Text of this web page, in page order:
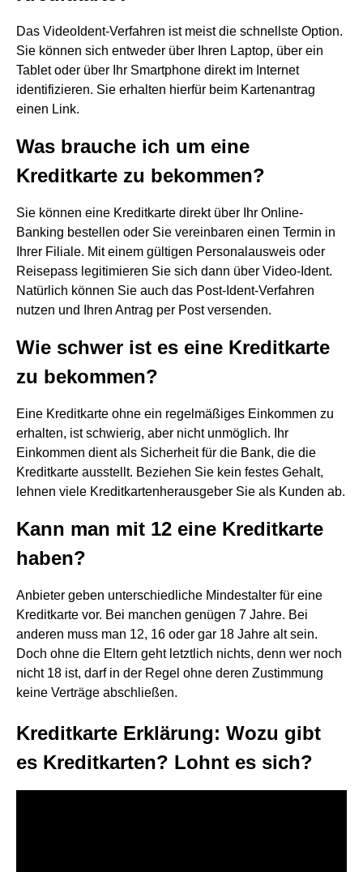
Das VideoIdent-Verfahren ist meist die schnellste Option.
Sie können sich entweder über Ihren Laptop, über ein
Tablet oder über Ihr Smartphone direkt im Internet
identifizieren. Sie erhalten hierfür beim Kartenantrag
einen Link.
Was brauche ich um eine
Kreditkarte zu bekommen?
Sie können eine Kreditkarte direkt über Ihr Online-
Banking bestellen oder Sie vereinbaren einen Termin in
Ihrer Filiale. Mit einem gültigen Personalausweis oder
Reisepass legitimieren Sie sich dann über Video-Ident.
Natürlich können Sie auch das Post-Ident-Verfahren
nutzen und Ihren Antrag per Post versenden.
Wie schwer ist es eine Kreditkarte
zu bekommen?
Eine Kreditkarte ohne ein regelmäßiges Einkommen zu
erhalten, ist schwierig, aber nicht unmöglich. Ihr
Einkommen dient als Sicherheit für die Bank, die die
Kreditkarte ausstellt. Beziehen Sie kein festes Gehalt,
lehnen viele Kreditkartenherausgeber Sie als Kunden ab.
Kann man mit 12 eine Kreditkarte
haben?
Anbieter geben unterschiedliche Mindestalter für eine
Kreditkarte vor. Bei manchen genügen 7 Jahre. Bei
anderen muss man 12, 16 oder gar 18 Jahre alt sein.
Doch ohne die Eltern geht letztlich nichts, denn wer noch
nicht 18 ist, darf in der Regel ohne deren Zustimmung
keine Verträge abschließen.
Kreditkarte Erklärung: Wozu gibt
es Kreditkarten? Lohnt es sich?